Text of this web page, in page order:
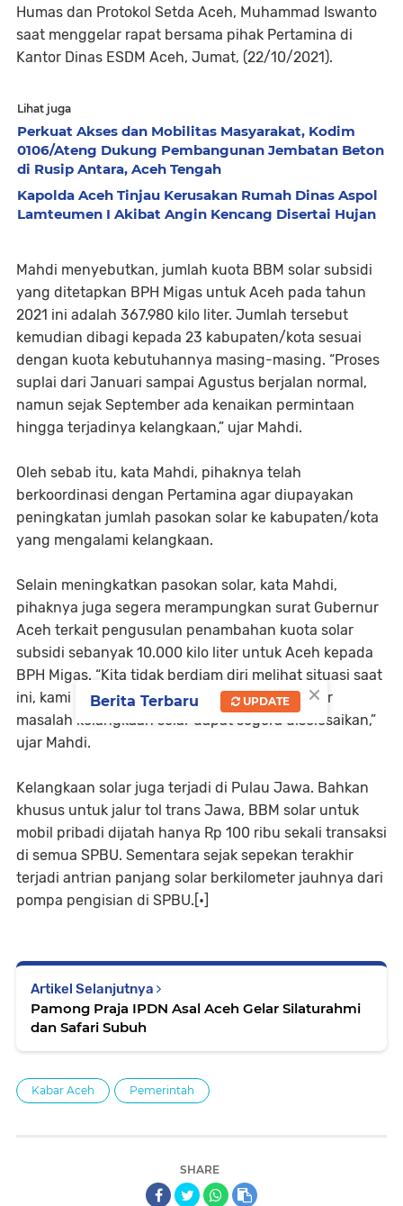
Humas dan Protokol Setda Aceh, Muhammad Iswanto
saat menggelar rapat bersama pihak Pertamina di
Kantor Dinas ESDM Aceh, Jumat, (22/10/2021).
Lihat juga
Perkuat Akses dan Mobilitas Masyarakat, Kodim
0106/Ateng Dukung Pembangunan Jembatan Beton
di Rusip Antara, Aceh Tengah
Kapolda Aceh Tinjau Kerusakan Rumah Dinas Aspol
Lamteumen I Akibat Angin Kencang Disertai Hujan
Mahdi menyebutkan, jumlah kuota BBM solar subsidi
yang ditetapkan BPH Migas untuk Aceh pada tahun
2021 ini adalah 367.980 kilo liter. Jumlah tersebut
kemudian dibagi kepada 23 kabupaten/kota sesuai
dengan kuota kebutuhannya masing-masing. “Proses
suplai dari Januari sampai Agustus berjalan normal,
namun sejak September ada kenaikan permintaan
hingga terjadinya kelangkaan,” ujar Mahdi.
Oleh sebab itu, kata Mahdi, pihaknya telah
berkoordinasi dengan Pertamina agar diupayakan
peningkatan jumlah pasokan solar ke kabupaten/kota
yang mengalami kelangkaan.
Selain meningkatkan pasokan solar, kata Mahdi,
pihaknya juga segera merampungkan surat Gubernur
Aceh terkait pengusulan penambahan kuota solar
subsidi sebanyak 10.000 kilo liter untuk Aceh kepada
BPH Migas. “Kita tidak berdiam diri melihat situasi saat
ini, kami berharap dukungan semua pihak agar
masalah kelangkaan solar dapat segera diselesaikan,”
ujar Mahdi.
Kelangkaan solar juga terjadi di Pulau Jawa. Bahkan
khusus untuk jalur tol trans Jawa, BBM solar untuk
mobil pribadi dijatah hanya Rp 100 ribu sekali transaksi
di semua SPBU. Sementara sejak sepekan terakhir
terjadi antrian panjang solar berkilometer jauhnya dari
pompa pengisian di SPBU.[•]
Artikel Selanjutnya
Pamong Praja IPDN Asal Aceh Gelar Silaturahmi
dan Safari Subuh
Kabar Aceh Pemerintah
SHARE
×
Berita Terbaru UPDATE